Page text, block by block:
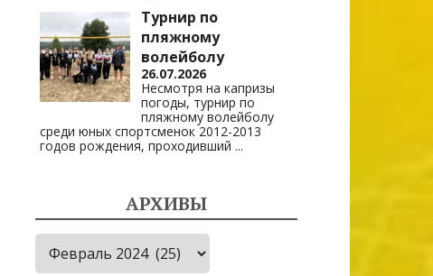
Турнир по
пляжному
волейболу
26.07.2026
Несмотря на капризы
погоды, турнир по
пляжному волейболу
среди юных спортсменок 2012-2013
годов рождения, проходивший ...
АРХИВЫ
Архивы